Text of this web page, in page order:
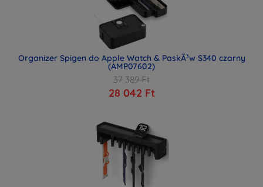
Organizer Spigen do Apple Watch & PaskÃ³w S340 czarny
(AMP07602)
37 389 Ft
28 042 Ft